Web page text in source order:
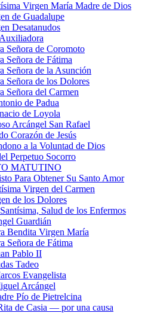
Virgen María Madre de Dios
de Guadalupe
Desatanudos
Señora de Coromoto
Señora de Fátima
Señora de la Asunción
Señora de los Dolores
Señora del Carmen
de Padua
de Loyola
Arcángel San Rafael
Corazón de Jesús
a la Voluntad de Dios
Perpetuo Socorro
MATUTINO
Para Obtener Su Santo Amor
Virgen del Carmen
de los Dolores
Salud de los Enfermos
Guardián
Bendita Virgen María
Señora de Fátima
Pablo II
Tadeo
Evangelista
Arcángel
Pío de Pietrelcina
de Casia — por una causa